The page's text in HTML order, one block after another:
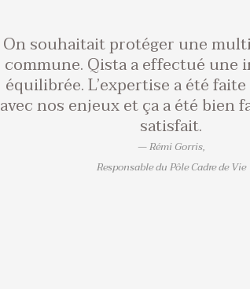
On souhaitait protéger une
commune. Qista a effectué une
équilibrée. L’expertise a été
avec nos enjeux et ça a été bien
satisfait.
Rémi Gorris,
Responsable du Pôle Cadre de Vie